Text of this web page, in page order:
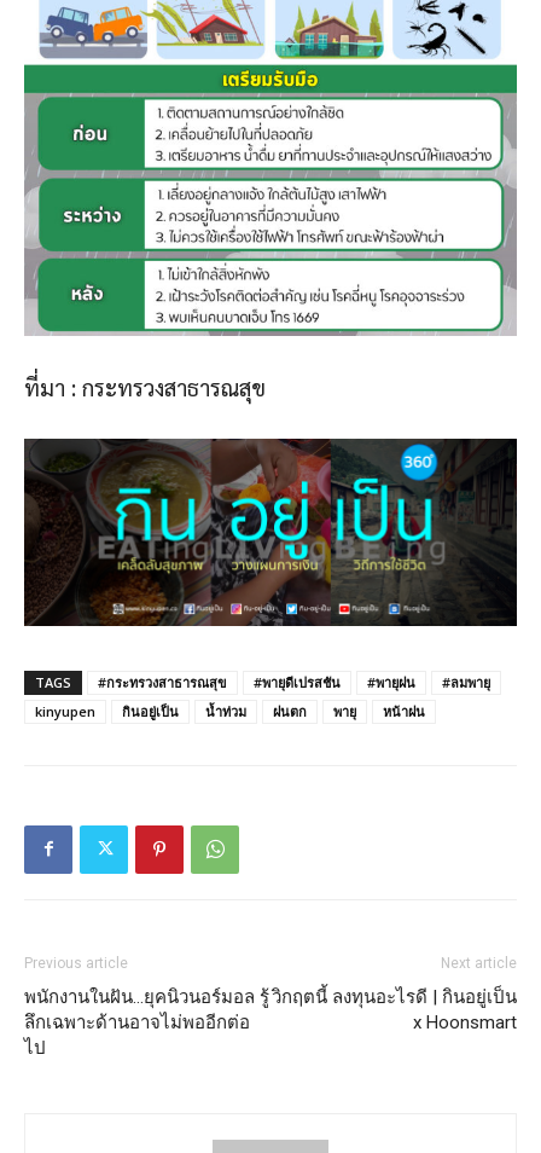
ที่มา : กระทรวงสาธารณสุข
TAGS #กระทรวงสาธารณสุข #พายุดีเปรสชัน #พายุฝน
#ลมพายุ
kinyupen
กินอยู่เป็น น้ำท่วม ฝนตก พายุ หน้าฝน
Previous article
พนักงานในฝัน…ยุคนิวนอร์มอล รู้
ลึกเฉพาะด้านอาจไม่พออีกต่อ
ไป
Next article
วิกฤตนี้ ลงทุนอะไรดี | กินอยู่เป็น
x Hoonsmart